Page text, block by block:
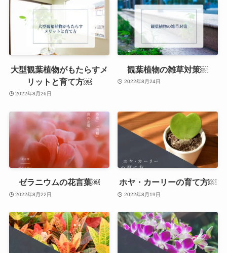
大型観葉植物がもたらすメ
リットと育て方￼
2022年8月26日
観葉植物の雑草対策￼
2022年8月24日
ゼラニウムの花言葉￼
2022年8月22日
ホヤ・カーリーの育て方￼
2022年8月19日